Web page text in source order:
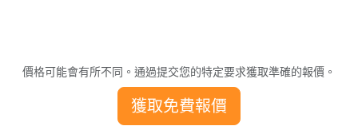
價格可能會有所不同。通過提交您的特定要求獲取準確的報價。
獲取免費報價